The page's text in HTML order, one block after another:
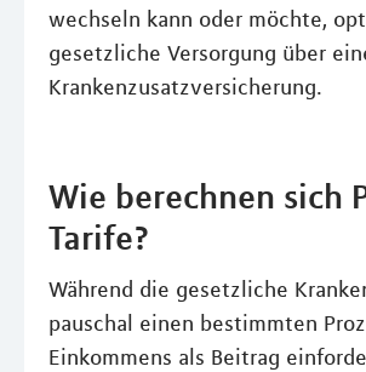
wechseln kann oder möchte,
gesetzliche Versorgung über
Krankenzusatzversicherung.
Wie berechnen sich
Tarife?
Während die gesetzliche
pauschal einen bestimmten
Einkommens als Beitrag